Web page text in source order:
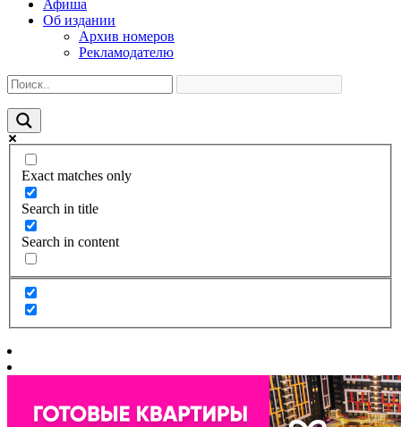
Афиша
Об издании
Архив номеров
Рекламодателю
Exact matches only
Search in title
Search in content